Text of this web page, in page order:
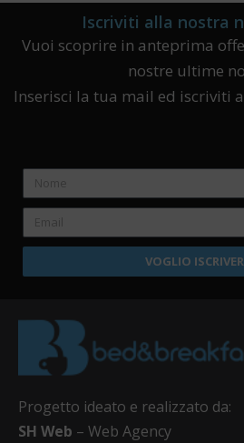
Iscriviti alla nostra
Vuoi scoprire in anteprima
nostre ultime
Inserisci la tua mail ed iscriviti
VOGLIO
Progetto ideato e realizzato da:
SH Web – Web Agency